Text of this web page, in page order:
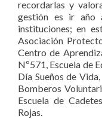
recordarlas y
gestión es ir año
instituciones; en
Asociación
Centro de
Nº571, Escuela de
Día Sueños de
Bomberos
Escuela de
Rojas.